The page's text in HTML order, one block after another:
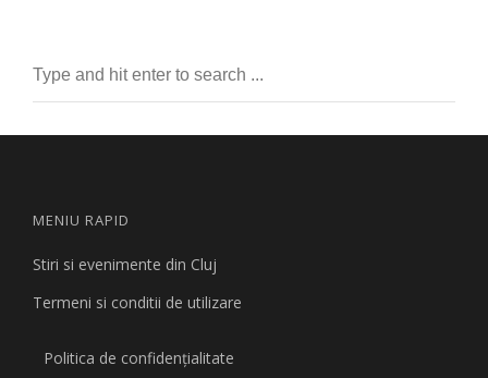
MENIU RAPID
Stiri si evenimente din Cluj
Termeni si conditii de utilizare
Politica de confidențialitate